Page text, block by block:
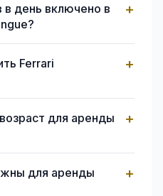
день включено в
+
Ferrari
+
для аренды
+
для аренды
+